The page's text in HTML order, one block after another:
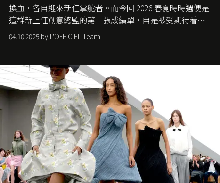
換血，各自迎來新任掌舵者。而今回 2026 春夏時時週便是
這群新上任創意總監的第一張成績單，自是被受期待看他
們如何各顯神通。意大利老牌 Gucci 在過去幾個季度業績
難已救回，開雲集團任命成功曾翻轉 Balenciaga 的愛將
團市值一日蒸發 30 億美元，大眾擔心走得太前的 Demna
會忽略品牌的美學基礎，最後變成三不像。而從剛剛推出
的首作所造成的話題及關注度，我們便知道 Demna 沒這麼
簡單，一個嶄新的 Gucci 時代已經展開！
04.10.2025 by L'OFFICIEL Team